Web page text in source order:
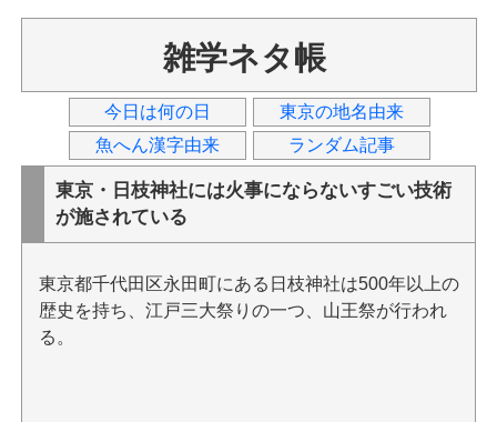
雑学ネタ帳
今日は何の日
東京の地名由来
魚へん漢字由来
ランダム記事
東京・日枝神社には火事にならないすごい技術
が施されている
東京都千代田区永田町にある日枝神社は500年以上の
歴史を持ち、江戸三大祭りの一つ、山王祭が行われ
る。